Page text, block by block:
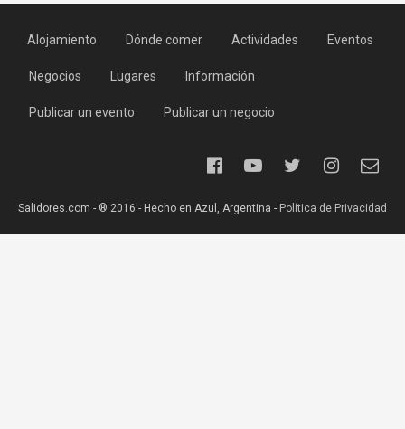
Alojamiento Dónde comer Actividades Eventos
Negocios Lugares Información
Publicar un evento Publicar un negocio
Salidores.com - ® 2016 - Hecho en Azul, Argentina - Política de Privacidad